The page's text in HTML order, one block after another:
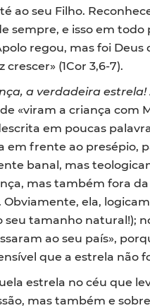
ao seu Filho.
sempre, e isso em
regou, mas foi
(1Cor 3,6-7).
a verdadeira estrela!
«viram a criança com
em poucas
em frente ao presépio,
banal, mas
mas também fora
ela,
seu tamanho natural!);
ao seu país»,
que a estrela não
estrela no céu que
mas também e